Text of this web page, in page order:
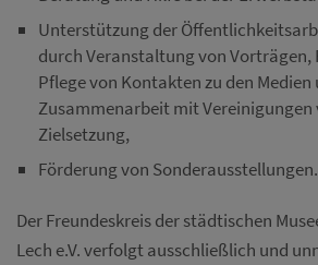
Diese Website nutzt Matomo Analytics für die
Seitenaufrufe als Statistik. Die hierdurch
ausschließlich auf unseren eigenen Servern
Übertragung an Dritte erfolgt nicht. Wir
AnonymizeIP zur Anonymisierung Ihrer IP-
wird und nicht mehr Ihrem Besuch auf unserer
werden kann.
YouTube / Vimeo
Wir nutzen YouTube im erweiterten
Besucher auf dieser Website speichert, bevor
Unterstützung der
durch Veranstaltung von Vorträgen,
Pflege von Kontakten zu den Medien
Zusammenarbeit mit
Zielsetzung,
Förderung von Sonderausstellungen.
Der Freundeskreis der städtischen
Lech e.V. verfolgt ausschließlich und